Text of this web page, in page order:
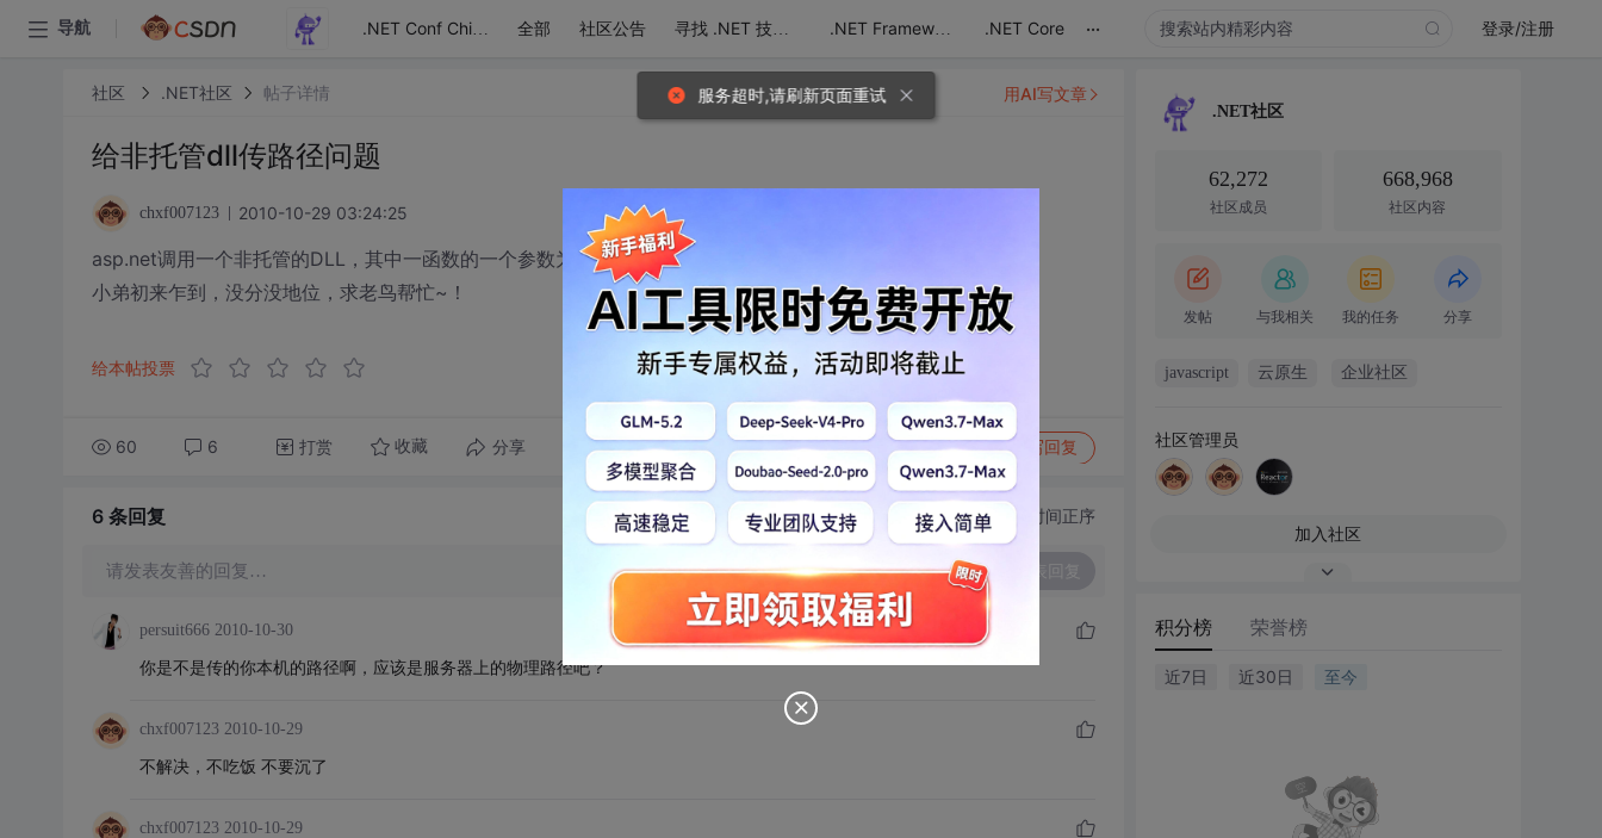
导航 .NET Conf China 全部 社区公告 寻找 .NET 技术达人 .NET Framework .NET Core ... 登录/注册
社区 .NET社区 帖子详情
给非托管dll传路径问题
chxf007123 2010-10-29 03:24:25
asp.net调用一个非托管的DLL，其中一函数的一个参数为文件路径，给它一个字符串路径，报文件不存在。
小弟初来乍到，没分没地位，求老鸟帮忙~！
给本帖投票
60 6 打赏 收藏 分享 转发到动态 举报 写回复
用AI写文章
6 条回复 切换为时间正序
请发表友善的回复…
persuit666 2010-10-30
你是不是传的你本机的路径啊，应该是服务器上的物理路径吧？
chxf007123 2010-10-29
不解决，不吃饭 不要沉了
chxf007123 2010-10-29
.NET社区
62,272
社区成员
668,968
社区内容
发帖 与我相关 我的任务 分享
javascript 云原生 企业社区
社区管理员
加入社区
积分榜 荣誉榜
近7日 近30日 至今
服务超时,请刷新页面重试